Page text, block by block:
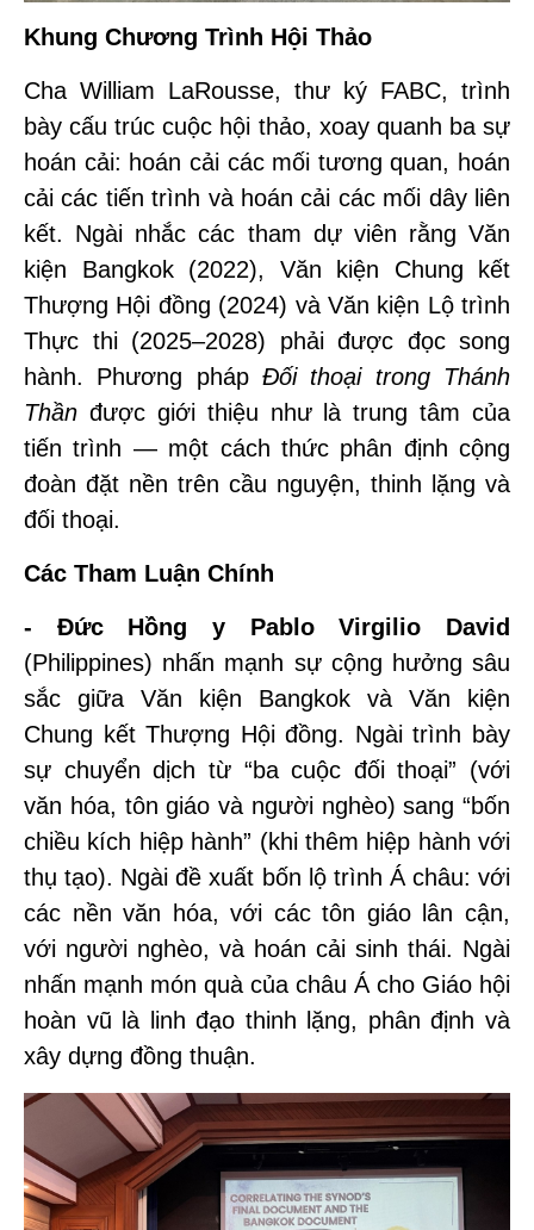
Khung Chương Trình Hội Thảo
Cha William LaRousse, thư ký FABC, trình
bày cấu trúc cuộc hội thảo, xoay quanh ba sự
hoán cải: hoán cải các mối tương quan, hoán
cải các tiến trình và hoán cải các mối dây liên
kết. Ngài nhắc các tham dự viên rằng Văn
kiện Bangkok (2022), Văn kiện Chung kết
Thượng Hội đồng (2024) và Văn kiện Lộ trình
Thực thi (2025–2028) phải được đọc song
hành. Phương pháp Đối thoại trong Thánh
Thần được giới thiệu như là trung tâm của
tiến trình — một cách thức phân định cộng
đoàn đặt nền trên cầu nguyện, thinh lặng và
đối thoại.
Các Tham Luận Chính
- Đức Hồng y Pablo Virgilio David
(Philippines) nhấn mạnh sự cộng hưởng sâu
sắc giữa Văn kiện Bangkok và Văn kiện
Chung kết Thượng Hội đồng. Ngài trình bày
sự chuyển dịch từ “ba cuộc đối thoại” (với
văn hóa, tôn giáo và người nghèo) sang “bốn
chiều kích hiệp hành” (khi thêm hiệp hành với
thụ tạo). Ngài đề xuất bốn lộ trình Á châu: với
các nền văn hóa, với các tôn giáo lân cận,
với người nghèo, và hoán cải sinh thái. Ngài
nhấn mạnh món quà của châu Á cho Giáo hội
hoàn vũ là linh đạo thinh lặng, phân định và
xây dựng đồng thuận.